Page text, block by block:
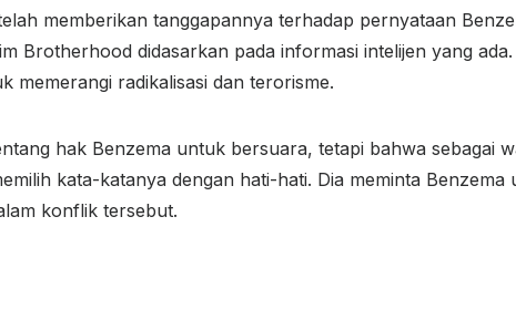
memberikan tanggapannya terhadap pernyataan
Brotherhood didasarkan pada informasi intelijen yang
memerangi radikalisasi dan terorisme.
hak Benzema untuk bersuara, tetapi bahwa sebagai
kata-katanya dengan hati-hati. Dia meminta
konflik tersebut.